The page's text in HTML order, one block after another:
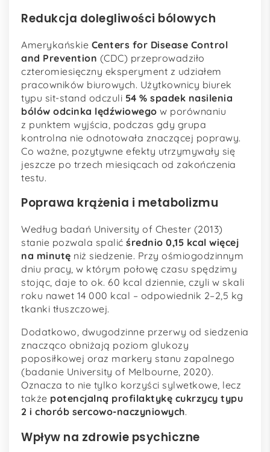
Redukcja dolegliwości bólowych
Amerykańskie Centers for Disease Control
and Prevention (CDC) przeprowadziło
czteromiesięczny eksperyment z udziałem
pracowników biurowych. Użytkownicy biurek
typu sit-stand odczuli 54 % spadek nasilenia
bólów odcinka lędźwiowego w porównaniu
z punktem wyjścia, podczas gdy grupa
kontrolna nie odnotowała znaczącej poprawy.
Co ważne, pozytywne efekty utrzymywały się
jeszcze po trzech miesiącach od zakończenia
testu.
Poprawa krążenia i metabolizmu
Według badań University of Chester (2013)
stanie pozwala spalić średnio 0,15 kcal więcej
na minutę niż siedzenie. Przy ośmiogodzinnym
dniu pracy, w którym połowę czasu spędzimy
stojąc, daje to ok. 60 kcal dziennie, czyli w skali
roku nawet 14 000 kcal – odpowiednik 2–2,5 kg
tkanki tłuszczowej.
Dodatkowo, dwugodzinne przerwy od siedzenia
znacząco obniżają poziom glukozy
poposiłkowej oraz markery stanu zapalnego
(badanie University of Melbourne, 2020).
Oznacza to nie tylko korzyści sylwetkowe, lecz
także potencjalną profilaktykę cukrzycy typu
2 i chorób sercowo-naczyniowych.
Wpływ na zdrowie psychiczne